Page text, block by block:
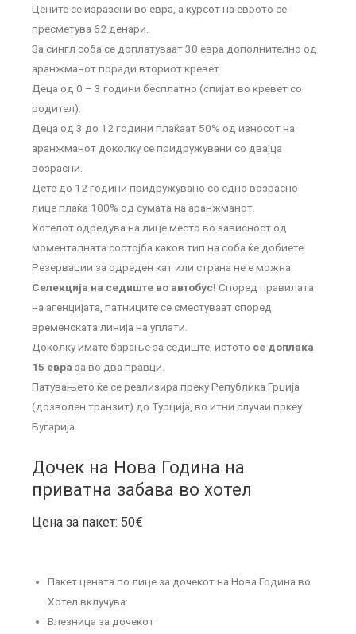
Цените се изразени во евра, а курсот на еврото се
пресметува 62 денари.
За сингл соба се доплатуваат 30 евра дополнително од
аранжманот поради вториот кревет.
Деца од 0 – 3 години бесплатно (спијат во кревет со
родител).
Деца од 3 до 12 години плаќаат 50% од износот на
аранжманот доколку се придружувани со двајца
возрасни.
Дете до 12 години придружувано со едно возрасно
лице плаќа 100% од сумата на аранжманот.
Хотелот одредува на лице место во зависност од
моменталната состојба каков тип на соба ќе добиете.
Резервации за одреден кат или страна не е можна.
Селекција на седиште во автобус! Според правилата
на агенцијата, патниците се сместуваат според
временската линија на уплати.
Доколку имате барање за седиште, истото се доплаќа
15 евра за во два правци.
Патувањето ќе се реализира преку Република Грција
(дозволен транзит) до Турција, во итни случаи пркеу
Бугарија.
Дочек на Нова Година на
приватна забава во хотел
Цена за пакет: 50€
Пакет цената по лице за дочекот на Нова Година во
Хотел вклучува:
Влезница за дочекот